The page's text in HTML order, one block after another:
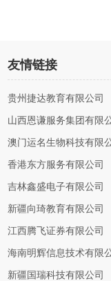
友情链接
贵州捷达教育有限公司
山西恩谦服务集团有限
澳门运名生物科技有限
香港东方服务有限公司
吉林鑫盛电子有限公司
新疆向琦教育有限公司
江西腾飞证券有限公司
海南明辉信息技术有限
新疆国瑞科技有限公司